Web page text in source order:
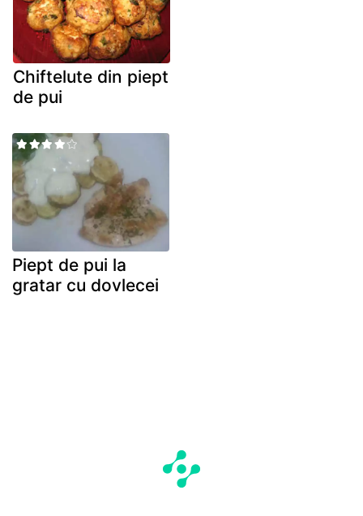
Chiftelute din piept
de pui
Piept de pui la
gratar cu dovlecei